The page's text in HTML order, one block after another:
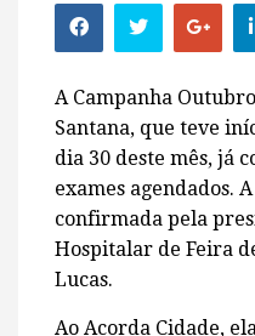
A Campanha
Santana, que teve
dia 30 deste mês, já
exames agendados.
confirmada pela
Hospitalar de Feira
Lucas.
Ao Acorda Cidade,